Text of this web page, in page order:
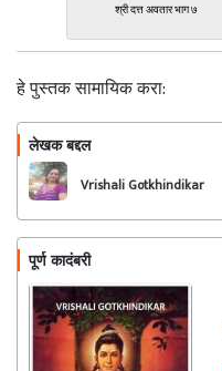
श्री दत्त अवतार भाग ७
हे पुस्तक सामायिक करा:
लेखक बद्दल
Vrishali Gotkhindikar
पूर्ण कादंबरी